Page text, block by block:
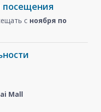
с ноября по
Mall